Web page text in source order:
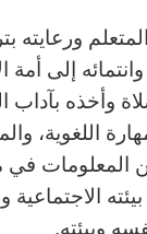
ورعايته
إلى أمة
وأخذه بآداب
اللغوية،
من المعلومات
وبيئته.